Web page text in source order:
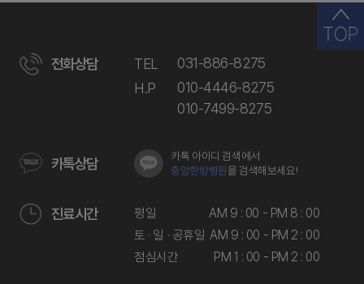
전화상담 TEL
031-886-8275
H.P
010-4446-8275
010-7499-8275
카톡상담
카톡 아이디 검색에서
중앙한방병원을 검색해보세요!
진료시간 평일
AM 9 : 00 - PM 8 : 00
토 · 일 · 공휴일 AM 9 : 00 - PM 2 : 00
점심시간
PM 1 : 00 - PM 2 : 00